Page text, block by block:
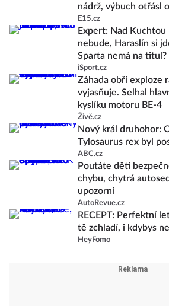
nádrž, výbuch otřásl
E15.cz
Expert: Nad
nebude, Haraslín si
Sparta nemá na titul?
iSport.cz
Záhada obří exploze
vyjasňuje. Selhal
kyslíku motoru BE-4
Živě.cz
Nový král druhohor:
Tylosaurus rex byl
ABC.cz
Poutáte děti
chybu, chytrá
upozorní
AutoRevue.cz
RECEPT: Perfektní
tě zchladí, i kdybys
HeyFomo